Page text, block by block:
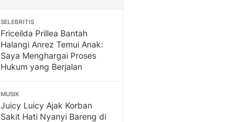
SELEBRITIS
Friceilda Prillea Bantah
Halangi Anrez Temui Anak:
Saya Menghargai Proses
Hukum yang Berjalan
MUSIK
Juicy Luicy Ajak Korban
Sakit Hati Nyanyi Bareng di